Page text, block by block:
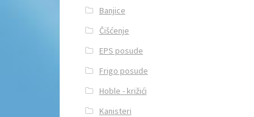
Banjice
Čišćenje
EPS posude
Frigo posude
Hoble - križići
Kanisteri